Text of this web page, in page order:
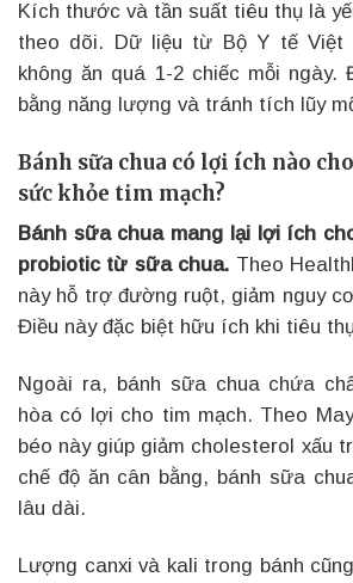
Kích thước và tần suất tiêu thụ là
theo dõi. Dữ liệu từ Bộ Y tế Việt
không ăn quá 1-2 chiếc mỗi ngày.
bằng năng lượng và tránh tích lũy
Bánh sữa chua có lợi ích nào
sức khỏe tim mạch?
Bánh sữa chua mang lại lợi ích
probiotic từ sữa chua. Theo
này hỗ trợ đường ruột, giảm nguy
Điều này đặc biệt hữu ích khi tiêu
Ngoài ra, bánh sữa chua chứa
hòa có lợi cho tim mạch. Theo
béo này giúp giảm cholesterol xấu
chế độ ăn cân bằng, bánh sữa
lâu dài.
Lượng canxi và kali trong bánh